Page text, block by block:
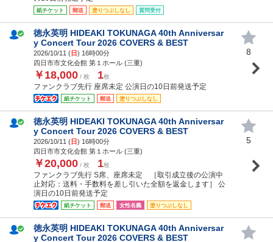
紙チケット 郵送 塗りつぶしなし 質問受付
徳永英明 HIDEAKI TOKUNAGA 40th Anniversar
y Concert Tour 2026 COVERS & BEST
2026/10/11 (日) 16時00分
四日市市文化会館 第１ホール (三重)
￥18,000 / 枚 1枚
ファンクラブ先行 座席未定 公演日の10日前発送予定
紙チケット 郵送 塗りつぶしなし
8
徳永英明 HIDEAKI TOKUNAGA 40th Anniversar
y Concert Tour 2026 COVERS & BEST
2026/10/11 (日) 16時00分
四日市市文化会館 第１ホール (三重)
￥20,000 / 枚 1枚
ファンクラブ先行 S席、座席未定 ［取引成立後の公演中
止対応：送料・手数料を差し引いた全額を返金します］ 公
演日の10日前発送予定
紙チケット 郵送 女性名義 塗りつぶしなし
5
徳永英明 HIDEAKI TOKUNAGA 40th Anniversar
y Concert Tour 2026 COVERS & BEST